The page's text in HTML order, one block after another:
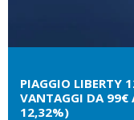
PIAGGIO LIBERTY
VANTAGGI DA 99€
12,32%)